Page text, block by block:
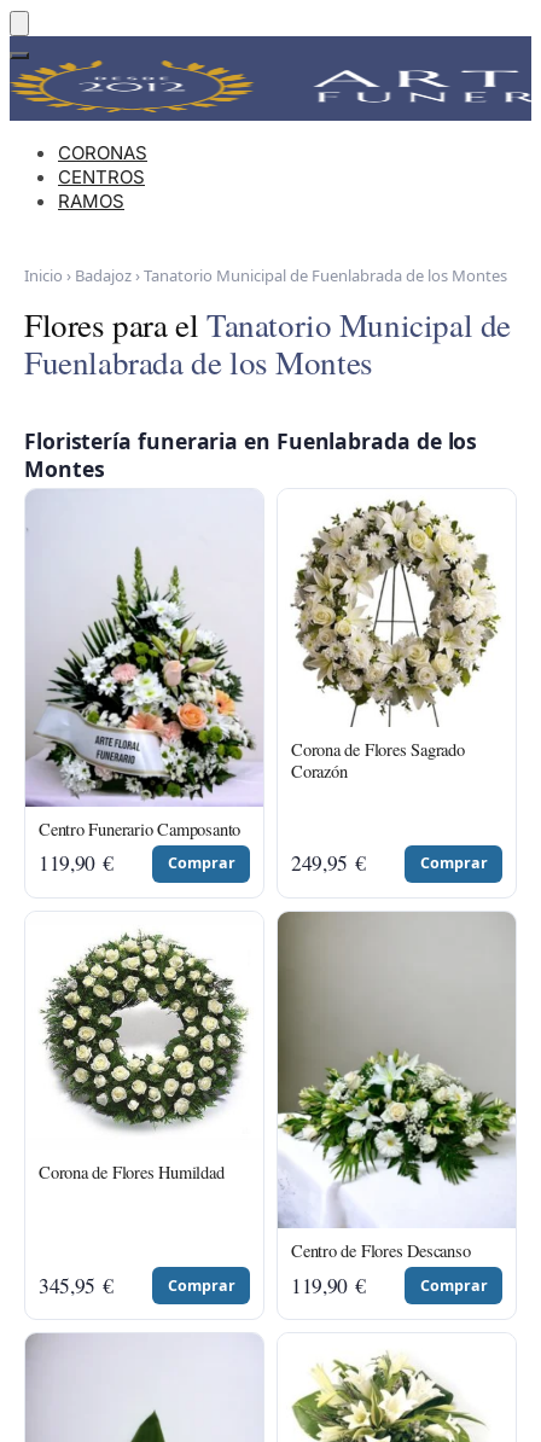
Skip
to
navigation
Skip
to
content
CORONAS
CENTROS
RAMOS
Inicio › Badajoz›Tanatorio Municipal de Fuenlabrada de los Montes
Flores para elTanatorio Municipal de
Fuenlabrada de los Montes
Floristería funeraria en Fuenlabrada de los
Montes
Centro Funerario Camposanto
119,90 € Comprar
Corona de Flores Sagrado
Corazón
249,95 € Comprar
Corona de Flores Humildad
345,95 € Comprar
Centro de Flores Descanso
119,90 € Comprar